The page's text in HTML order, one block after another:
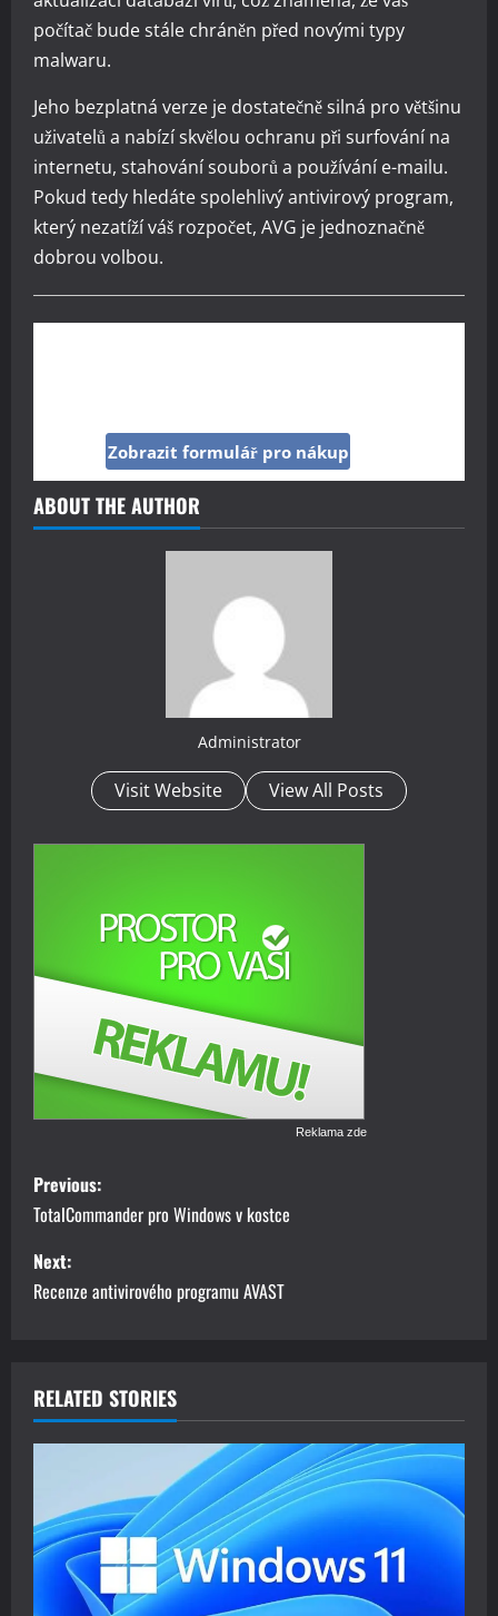
počítač bude stále chráněn před novými typy
malwaru.
Jeho bezplatná verze je dostatečně silná pro většinu
uživatelů a nabízí skvělou ochranu při surfování na
internetu, stahování souborů a používání e-mailu.
Pokud tedy hledáte spolehlivý antivirový program,
který nezatíží váš rozpočet, AVG je jednoznačně
dobrou volbou.
Zobrazit formulář pro nákup
ABOUT THE AUTHOR
Administrator
Visit Website View All Posts
Reklama zde
P
o
s
t
a
v
g
Previous:
TotalCommander pro Windows v kostce
Next:
Recenze antivirového programu AVAST
RELATED STORIES